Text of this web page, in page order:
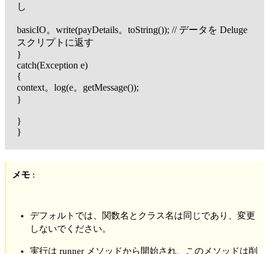
し
basicIO。write(payDetails。toString()); // データを Deluge
スクリプトに返す
}
catch(Exception e)
{
context。log(e。getMessage());
}
}
}
メモ :
デフォルトでは、関数名とクラス名は同じであり、変更
しないでください。
実行は runner メソッドから開始され、このメソッドは削